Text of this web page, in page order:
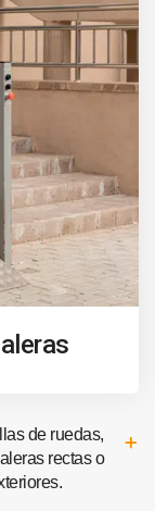
de ruedas,
rectas o